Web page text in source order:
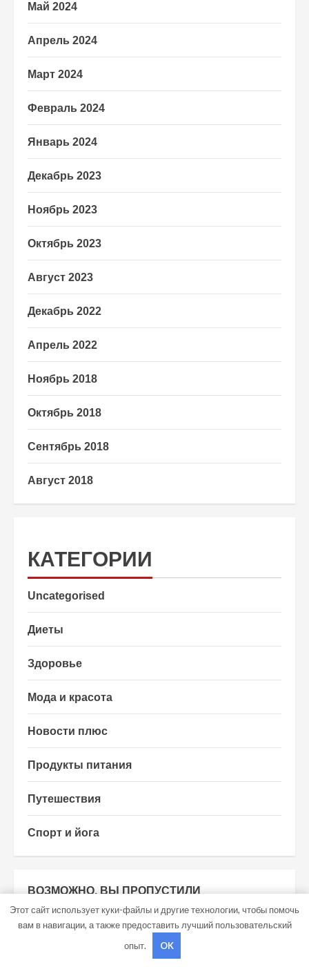
Май 2024
Апрель 2024
Март 2024
Февраль 2024
Январь 2024
Декабрь 2023
Ноябрь 2023
Октябрь 2023
Август 2023
Декабрь 2022
Апрель 2022
Ноябрь 2018
Октябрь 2018
Сентябрь 2018
Август 2018
КАТЕГОРИИ
Uncategorised
Диеты
Здоровье
Мода и красота
Новости плюс
Продукты питания
Путешествия
Спорт и йога
ВОЗМОЖНО, ВЫ ПРОПУСТИЛИ
Диеты
Этот сайт использует куки-файлы и другие технологии, чтобы помочь
вам в навигации, а также предоставить лучший пользовательский
опыт.
OK